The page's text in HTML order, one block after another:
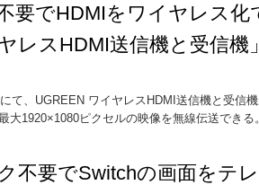
要でHDMIをワイヤレス化
レスHDMI送信機と受信機
て、UGREEN ワイヤレスHDMI送信機と受信
大1920×1080ピクセルの映像を無線伝送できる
不要でSwitchの画面をテ